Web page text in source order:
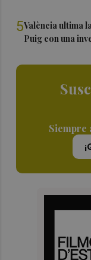
5València ultima
Puig con una
Siempre